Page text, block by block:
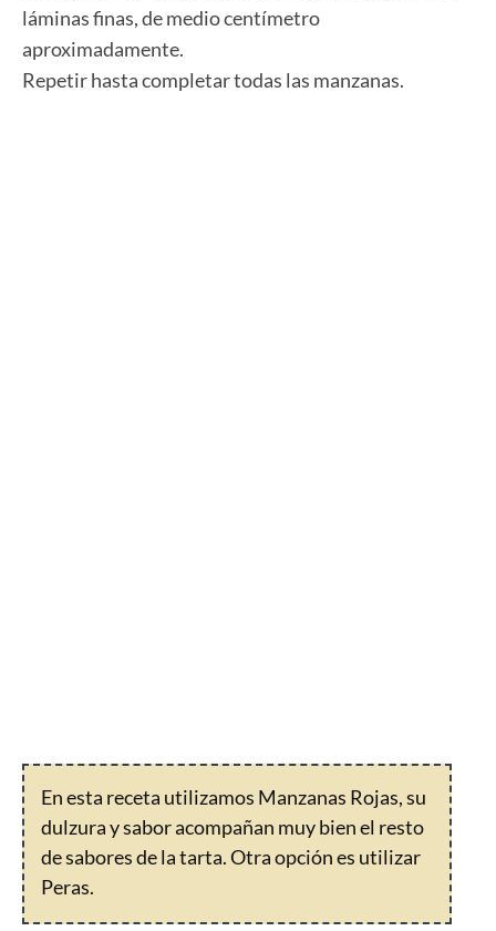
láminas finas, de medio centímetro
aproximadamente.
Repetir hasta completar todas las manzanas.
En esta receta utilizamos Manzanas Rojas, su
dulzura y sabor acompañan muy bien el resto
de sabores de la tarta. Otra opción es utilizar
Peras.